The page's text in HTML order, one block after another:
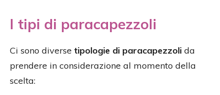
I tipi di paracapezzoli
Ci sono diverse tipologie di paracapezzoli da
prendere in considerazione al momento della
scelta: